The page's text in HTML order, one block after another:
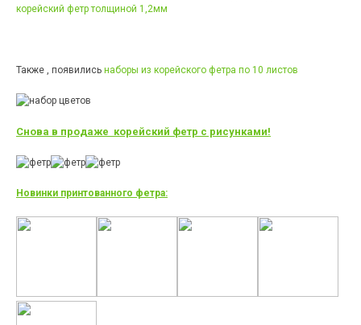
корейский фетр толщиной 1,2мм
Также , появились наборы из корейского фетра по 10 листов
Снова в продаже корейский фетр с рисунками!
Новинки принтованного фетра: